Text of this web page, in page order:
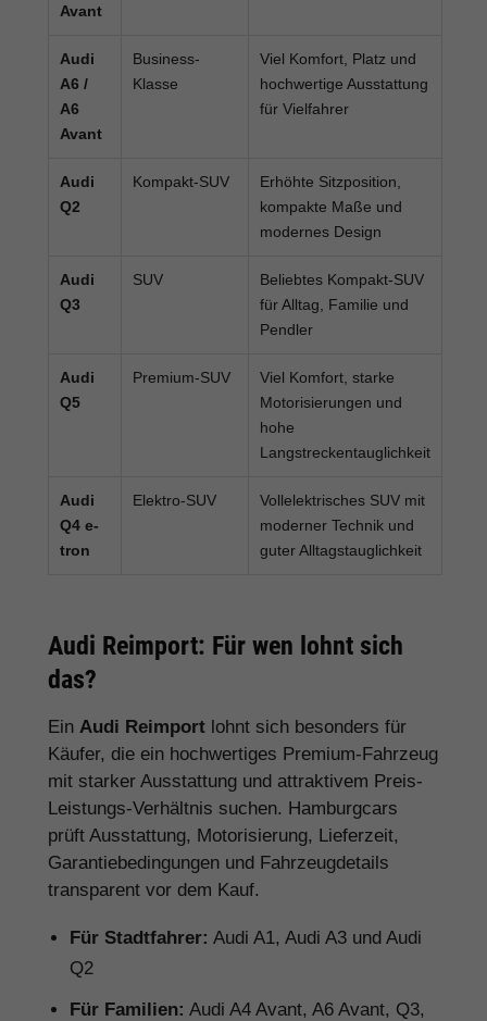
Avant
Audi
A6 /
A6
Avant
Business-
Klasse
Viel Komfort, Platz und
hochwertige Ausstattung
für Vielfahrer
Audi
Q2
Kompakt-SUV
Erhöhte Sitzposition,
kompakte Maße und
modernes Design
Audi
Q3
SUV
Beliebtes Kompakt-SUV
für Alltag, Familie und
Pendler
Audi
Q5
Premium-SUV
Viel Komfort, starke
Motorisierungen und
hohe
Langstreckentauglichkeit
Audi
Q4 e-
tron
Elektro-SUV
Vollelektrisches SUV mit
moderner Technik und
guter Alltagstauglichkeit
Audi Reimport: Für wen lohnt sich
das?
Ein Audi Reimport lohnt sich besonders für
Käufer, die ein hochwertiges Premium-Fahrzeug
mit starker Ausstattung und attraktivem Preis-
Leistungs-Verhältnis suchen. Hamburgcars
prüft Ausstattung, Motorisierung, Lieferzeit,
Garantiebedingungen und Fahrzeugdetails
transparent vor dem Kauf.
Für Stadtfahrer: Audi A1, Audi A3 und Audi
Q2
Für Familien: Audi A4 Avant, A6 Avant, Q3,